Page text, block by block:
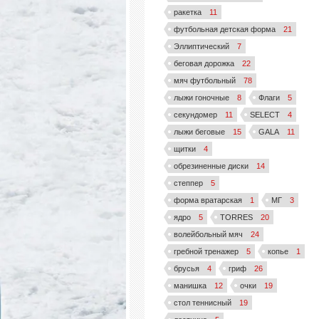
ракетка
11
футбольная детская форма
21
Эллиптический
7
беговая дорожка
22
мяч футбольный
78
лыжи гоночные
8 Флаги
5
секундомер
11 SELECT
4
лыжи беговые
15 GALA
11
щитки
4
обрезиненные диски
14
степпер
5
форма вратарская
1 МГ
3
ядро
5 TORRES
20
волейбольный мяч
24
гребной тренажер
5 копье
1
брусья
4 гриф
26
манишка
12 очки
19
стол теннисный
19